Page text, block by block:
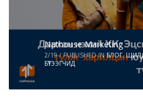
Nathouse Marketing
2/19 / PUBLISHED IN БЛОГ,
БҮТЭЭГЧИД